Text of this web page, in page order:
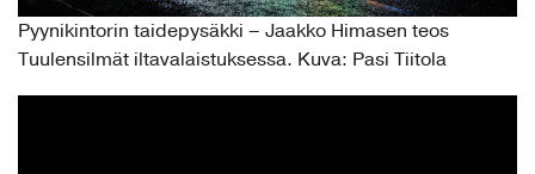
Pyynikintorin taidepysäkki – Jaakko Himasen teos
Tuulensilmät iltavalaistuksessa. Kuva: Pasi Tiitola